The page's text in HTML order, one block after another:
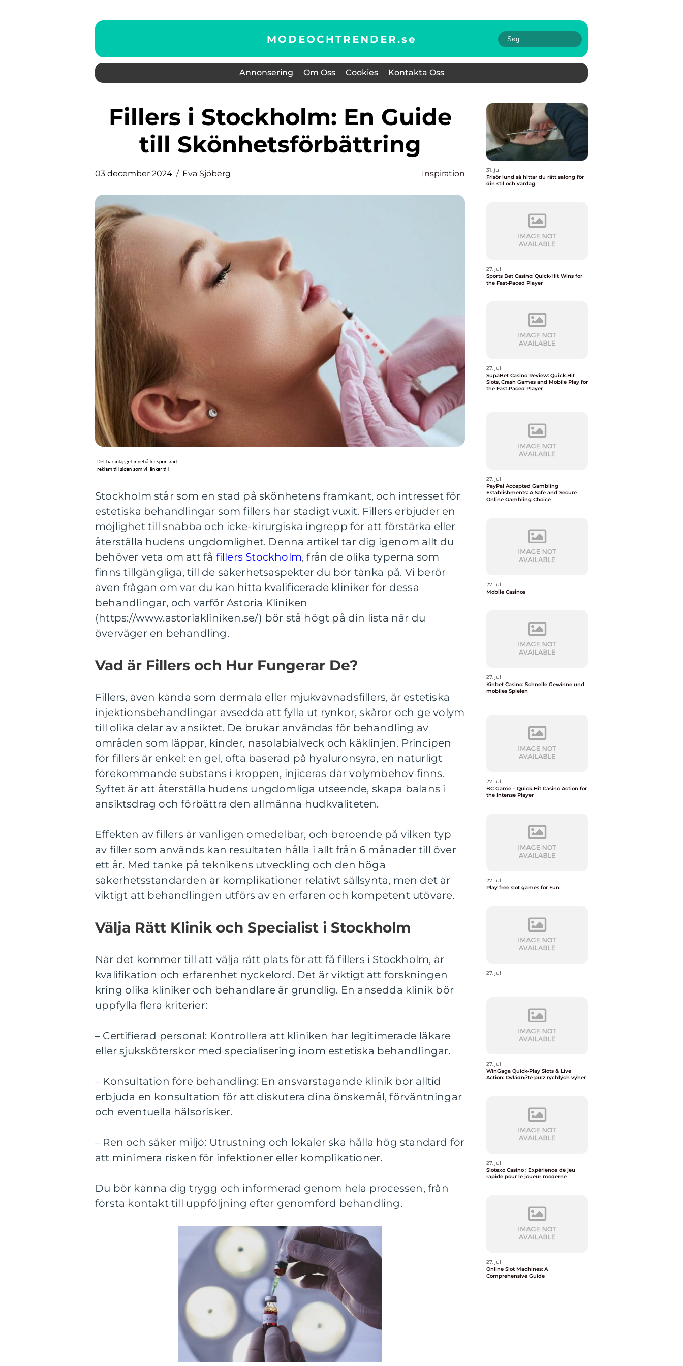
MODEOCHTRENDER.se
Annonsering Om Oss Cookies Kontakta Oss
Fillers i Stockholm: En Guide
till Skönhetsförbättring
03 december 2024 Eva Sjöberg Inspiration
Stockholm står som en stad på skönhetens framkant, och intresset för
estetiska behandlingar som fillers har stadigt vuxit. Fillers erbjuder en
möjlighet till snabba och icke-kirurgiska ingrepp för att förstärka eller
återställa hudens ungdomlighet. Denna artikel tar dig igenom allt du
behöver veta om att få fillers Stockholm, från de olika typerna som
finns tillgängliga, till de säkerhetsaspekter du bör tänka på. Vi berör
även frågan om var du kan hitta kvalificerade kliniker för dessa
behandlingar, och varför Astoria Kliniken
(https://www.astoriakliniken.se/) bör stå högt på din lista när du
överväger en behandling.
Vad är Fillers och Hur Fungerar De?
Fillers, även kända som dermala eller mjukvävnadsfillers, är estetiska
injektionsbehandlingar avsedda att fylla ut rynkor, skåror och ge volym
till olika delar av ansiktet. De brukar användas för behandling av
områden som läppar, kinder, nasolabialveck och käklinjen. Principen
för fillers är enkel: en gel, ofta baserad på hyaluronsyra, en naturligt
förekommande substans i kroppen, injiceras där volymbehov finns.
Syftet är att återställa hudens ungdomliga utseende, skapa balans i
ansiktsdrag och förbättra den allmänna hudkvaliteten.
Effekten av fillers är vanligen omedelbar, och beroende på vilken typ
av filler som används kan resultaten hålla i allt från 6 månader till över
ett år. Med tanke på teknikens utveckling och den höga
säkerhetsstandarden är komplikationer relativt sällsynta, men det är
viktigt att behandlingen utförs av en erfaren och kompetent utövare.
Välja Rätt Klinik och Specialist i Stockholm
När det kommer till att välja rätt plats för att få fillers i Stockholm, är
kvalifikation och erfarenhet nyckelord. Det är viktigt att forskningen
kring olika kliniker och behandlare är grundlig. En ansedda klinik bör
uppfylla flera kriterier:
– Certifierad personal: Kontrollera att kliniken har legitimerade läkare
eller sjuksköterskor med specialisering inom estetiska behandlingar.
– Konsultation före behandling: En ansvarstagande klinik bör alltid
erbjuda en konsultation för att diskutera dina önskemål, förväntningar
och eventuella hälsorisker.
– Ren och säker miljö: Utrustning och lokaler ska hålla hög standard för
att minimera risken för infektioner eller komplikationer.
Du bör känna dig trygg och informerad genom hela processen, från
första kontakt till uppföljning efter genomförd behandling.
31. jul
Frisör lund så hittar du rätt salong för
din stil och vardag
27. jul
Sports Bet Casino: Quick‑Hit Wins for
the Fast‑Paced Player
27. jul
SupaBet Casino Review: Quick‑Hit
Slots, Crash Games and Mobile Play for
the Fast‑Paced Player
27. jul
PayPal Accepted Gambling
Establishments: A Safe and Secure
Online Gambling Choice
27. jul
Mobile Casinos
27. jul
Kinbet Casino: Schnelle Gewinne und
mobiles Spielen
27. jul
BC Game – Quick‑Hit Casino Action for
the Intense Player
27. jul
Play free slot games for Fun
27. jul
27. jul
WinGaga Quick‑Play Slots & Live
Action: Ovládněte pulz rychlých výher
27. jul
Slotexo Casino : Expérience de jeu
rapide pour le joueur moderne
27. jul
Online Slot Machines: A
Comprehensive Guide